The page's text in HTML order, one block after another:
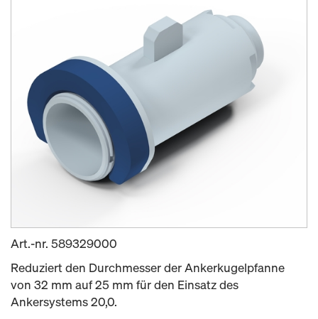
Art.-nr. 589329000
Reduziert den Durchmesser der Ankerkugelpfanne
von 32 mm auf 25 mm für den Einsatz des
Ankersystems 20,0.